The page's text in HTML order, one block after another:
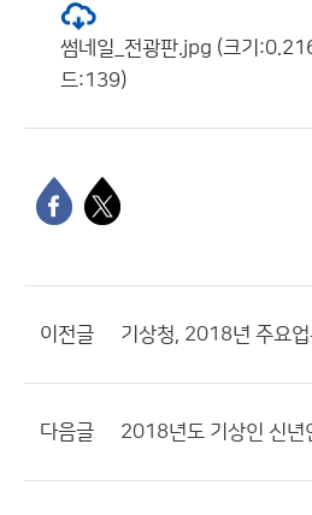
썸네일_전광판.jpg (크기
드:139)
이전글 기상청, 2018년 주요
다음글 2018년도 기상인 신년